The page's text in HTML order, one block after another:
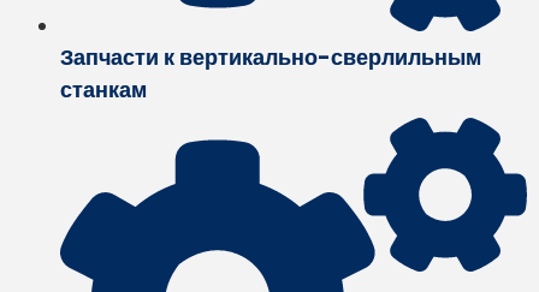
Запчасти к вертикально-сверлильным
станкам